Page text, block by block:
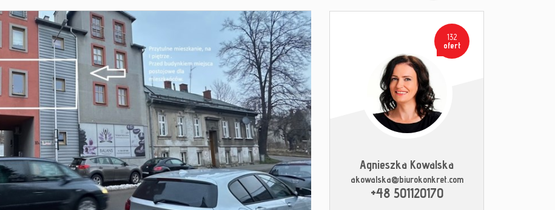
132
ofert
Agnieszka Kowalska
akowalska@biurokonkret.com
+48 501120170